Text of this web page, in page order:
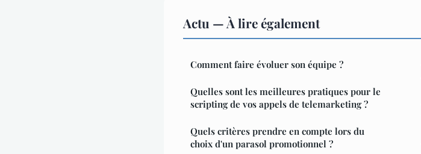
Actu — À lire également
Comment faire évoluer son équipe ?
Quelles sont les meilleures pratiques pour le
scripting de vos appels de telemarketing ?
Quels critères prendre en compte lors du
choix d'un parasol promotionnel ?